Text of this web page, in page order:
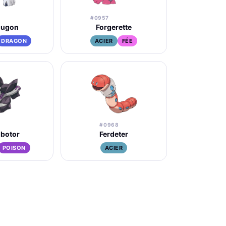
DRAGON
#0957
Forgerette
ACIER FÉE
POISON
#0968
Ferdeter
ACIER